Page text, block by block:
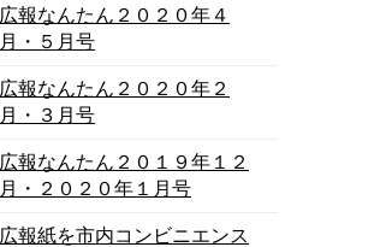
広報なんたん２０２０年４
月・５月号
広報なんたん２０２０年２
月・３月号
広報なんたん２０１９年１２
月・２０２０年１月号
広報紙を市内コンビニエンス